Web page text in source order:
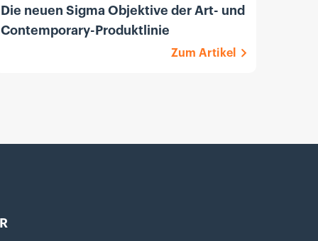
Die neuen Sigma Objektive der Art- und
Contemporary-Produktlinie
Zum Artikel